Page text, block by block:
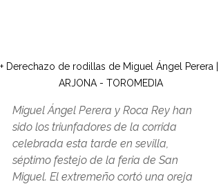
+ Derechazo de rodillas de Miguel Ángel Perera |
ARJONA - TOROMEDIA
Miguel Ángel Perera y Roca Rey han
sido los triunfadores de la corrida
celebrada esta tarde en sevilla,
séptimo festejo de la feria de San
Miguel. El extremeño cortó una oreja